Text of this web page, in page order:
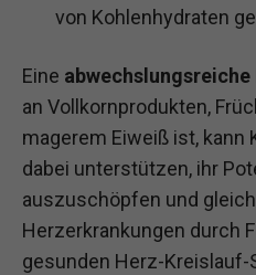
von Kohlenhydraten
Eine abwechslungsreiche
an Vollkornprodukten,
magerem Eiweiß ist, kann
dabei unterstützen, ihr
auszuschöpfen und
Herzerkrankungen durch
gesunden Herz-